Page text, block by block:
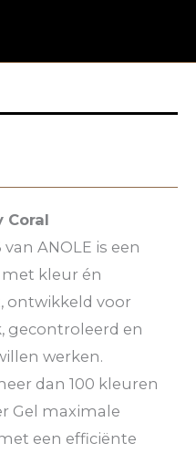
Coral
ANOLE is een
kleur én
ontwikkeld voor
gecontroleerd en
werken.
dan 100 kleuren
Gel maximale
een efficiënte